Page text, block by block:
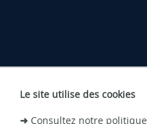
Le site utilise des cookies
➜ Consultez notre